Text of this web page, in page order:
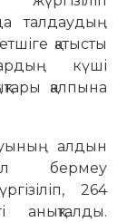
талдаудың
қатысты
күші
қалпына
алдын
бермеу
264